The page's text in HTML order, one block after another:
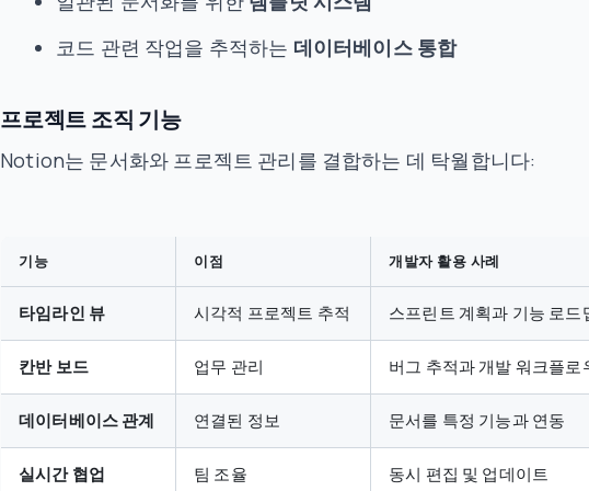
코드 관련 작업을 추적하는 데이터베이스 통합
프로젝트 조직 기능
Notion는 문서화와 프로젝트 관리를 결합하는 데 탁월합니다:
기능 이점 개발자 활용 사례
타임라인 뷰 시각적 프로젝트 추적 스프린트 계획과 기능 로드
칸반 보드 업무 관리 버그 추적과 개발 워크플로
데이터베이스 관계 연결된 정보 문서를 특정 기능과 연동
실시간 협업 팀 조율 동시 편집 및 업데이트